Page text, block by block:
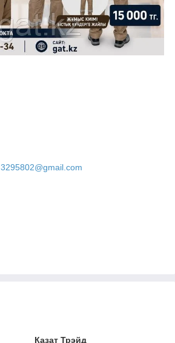
3295802@gmail.com
Казат Трэйд